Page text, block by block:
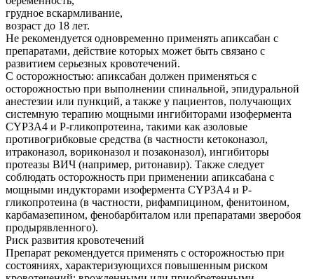
грудное вскармливание,
возраст до 18 лет.
Не рекомендуется одновременно применять апиксабан с
препаратами, действие которых может быть связано с
развитием серьезных кровотечений.
С осторожностью: апиксабан должен применяться с
осторожностью при выполнении спинальной, эпидуральной
анестезии или пункций, а также у пациентов, получающих
системную терапию мощными ингибиторами изофермента
CYP3A4 и Р-гликопротеина, такими как азоловые
противогрибковые средства (в частности кетоконазол,
итраконазол, вориконазол и позаконазол), ингибиторы
протеазы ВИЧ (например, ритонавир). Также следует
соблюдать осторожность при применении апиксабана с
мощными индукторами изофермента CYP3A4 и Р-
гликопротеина (в частности, рифампицином, фенитоином,
карбамазепином, фенобарбиталом или препаратами зверобоя
продырявленного).
Риск развития кровотечений
Препарат рекомендуется применять с осторожностью при
состояниях, характеризующихся повышенным риском